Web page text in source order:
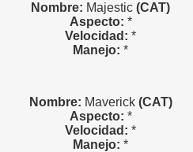
Nombre: Majestic (CAT)
Aspecto: *
Velocidad: *
Manejo: *
Nombre: Maverick (CAT)
Aspecto: *
Velocidad: *
Manejo: *